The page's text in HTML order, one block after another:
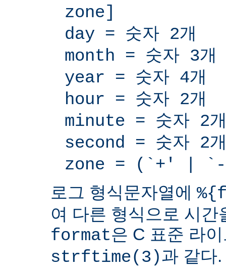
zone]
day = 숫자 2개
month = 숫자 3개
year = 숫자 4개
hour = 숫자 2개
minute = 숫자 2
second = 숫자 2
zone = (`+' | `-
로그 형식문자열에
여 다른 형식으로 시간
format은 C 표준 라
strftime(3)과 같다.